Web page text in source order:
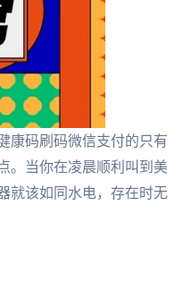
康码刷码微信支付的只有
。当你在凌晨顺利叫到美
就该如同水电，存在时无